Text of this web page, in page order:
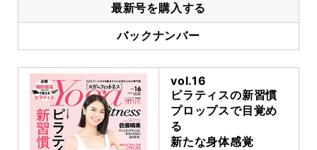
最新号を購入する
バックナンバー
vol.16
ピラティスの新習慣
プロップスで目覚め
る
新たな身体感覚